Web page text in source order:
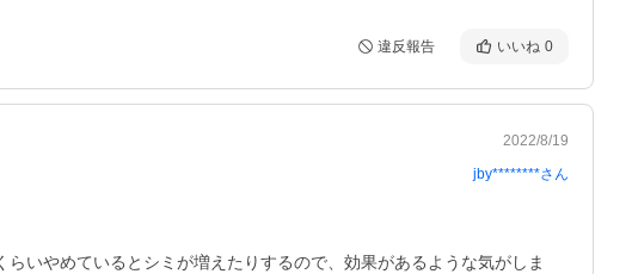
違反報告 いいね 0
2022/8/19
jby********さん
いやめているとシミが増えたりするので、効果があるような気がしま